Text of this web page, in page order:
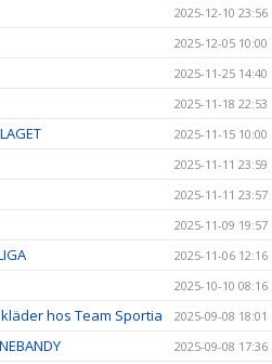
2025-12-10 23:56
2025-12-05 10:00
2025-11-25 14:40
2025-11-18 22:53
2025-11-15 10:00
2025-11-11 23:59
2025-11-11 23:57
2025-11-09 19:57
2025-11-06 12:16
2025-10-10 08:16
hos Team Sportia 2025-09-08 18:01
2025-09-08 17:36